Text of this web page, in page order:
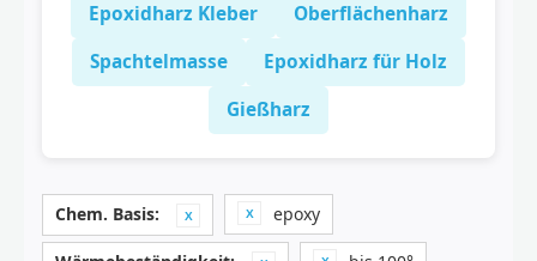
Epoxidharz Kleber
Oberflächenharz
Spachtelmasse
Epoxidharz für Holz
Gießharz
Chem. Basis: epoxy